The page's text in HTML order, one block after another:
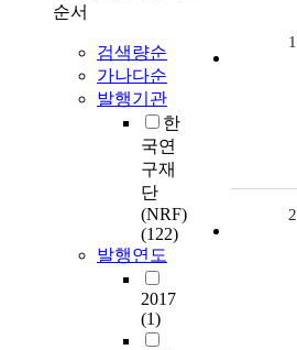
순서
검색량순
가나다순
발행기관
한
국연
구재
단
(NRF)
(122)
발행연도
2017
(1)
1
2